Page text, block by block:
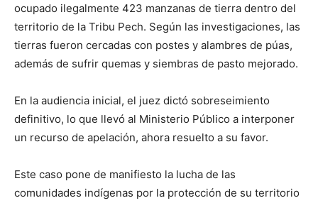
ocupado ilegalmente 423 manzanas de tierra dentro del
territorio de la Tribu Pech. Según las investigaciones, las
tierras fueron cercadas con postes y alambres de púas,
además de sufrir quemas y siembras de pasto mejorado.
En la audiencia inicial, el juez dictó sobreseimiento
definitivo, lo que llevó al Ministerio Público a interponer
un recurso de apelación, ahora resuelto a su favor.
Este caso pone de manifiesto la lucha de las
comunidades indígenas por la protección de su territorio